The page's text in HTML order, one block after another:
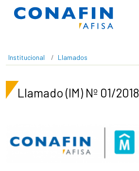
Pasar al contenido principal
Institucional Llamados
Llamado (IM) Nº 01/2018